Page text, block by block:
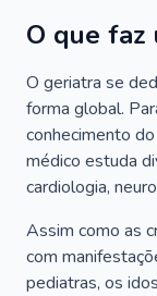
O que faz
O geriatra se
forma global.
conhecimento
médico estuda
cardiologia,
Assim como as
com
pediatras, os